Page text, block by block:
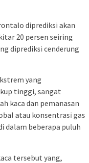
diprediksi akan
20 persen seiring
diprediksi cenderung
yang
tinggi, sangat
kaca dan pemanasan
atau konsentrasi gas
dalam beberapa puluh
tersebut yang,